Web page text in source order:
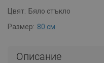
Цвят: Бяло стъкло
Размер: 80 см
Описание